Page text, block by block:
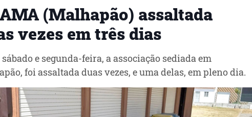
(Malhapão) assaltada
vezes em três dias
e segunda-feira, a associação sediada em
foi assaltada duas vezes, e uma delas, em pleno dia.